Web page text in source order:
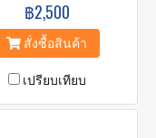
แม้ปางช้างของเราจะมี
ล็กและดำเนินการดูช้าง
ท้องถิ่น แต่ทางเราได้มีน
างและปรับปรุงคุณภาพ
งพวกเขาให้ดีขึ้น นัก
฿2,500
สั่งซื้อสินค้า
เปรียบเทียบ